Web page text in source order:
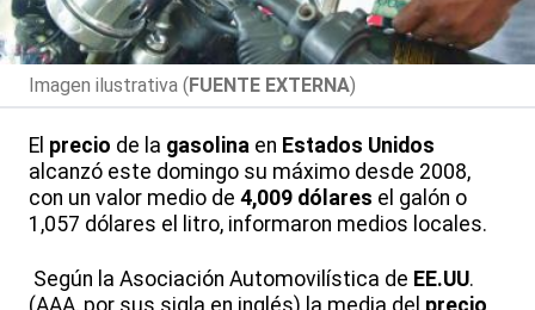
Imagen ilustrativa (FUENTE EXTERNA)
El precio de la gasolina en Estados Unidos
alcanzó este domingo su máximo desde 2008,
con un valor medio de 4,009 dólares el galón o
1,057 dólares el litro, informaron medios locales.
Según la Asociación Automovilística de EE.UU.